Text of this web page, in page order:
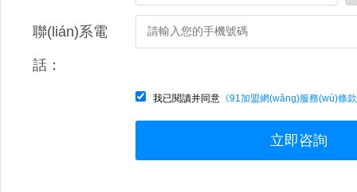
聯(lián)系電
話：
我已閱讀并同意 《91加盟網(wǎng)服務(wù)條
立即咨詢